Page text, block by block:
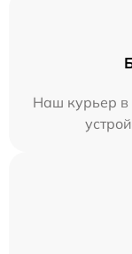
Наш курьер в